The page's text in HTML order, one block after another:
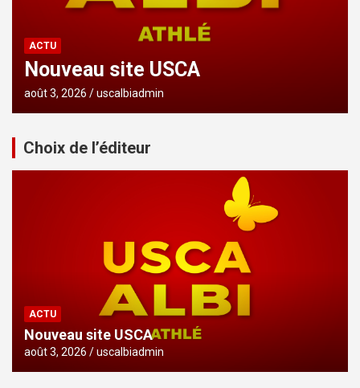
ACTU
Nouveau site USCA
août 3, 2026 uscalbiadmin
Choix de l’éditeur
ACTU
Nouveau site USCA
août 3, 2026 uscalbiadmin